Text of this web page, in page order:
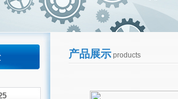
产品展示products